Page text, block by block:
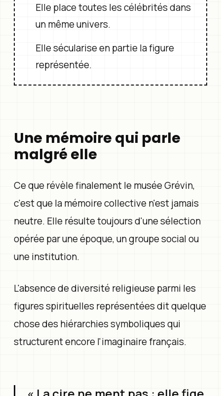
Elle place toutes les célébrités dans
un même univers.
Elle sécularise en partie la figure
représentée.
Une mémoire qui parle
malgré elle
Ce que révèle finalement le musée Grévin,
c'est que la mémoire collective n'est jamais
neutre. Elle résulte toujours d'une sélection
opérée par une époque, un groupe social ou
une institution.
L'absence de diversité religieuse parmi les
figures spirituelles représentées dit quelque
chose des hiérarchies symboliques qui
structurent encore l'imaginaire français.